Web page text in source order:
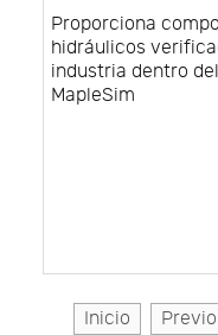
Proporciona
hidráulicos
industria dentro
MapleSim
Inicio Previo